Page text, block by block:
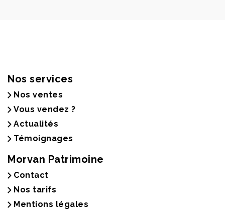
Nos services
Nos ventes
Vous vendez ?
Actualités
Témoignages
Morvan Patrimoine
Contact
Nos tarifs
Mentions légales